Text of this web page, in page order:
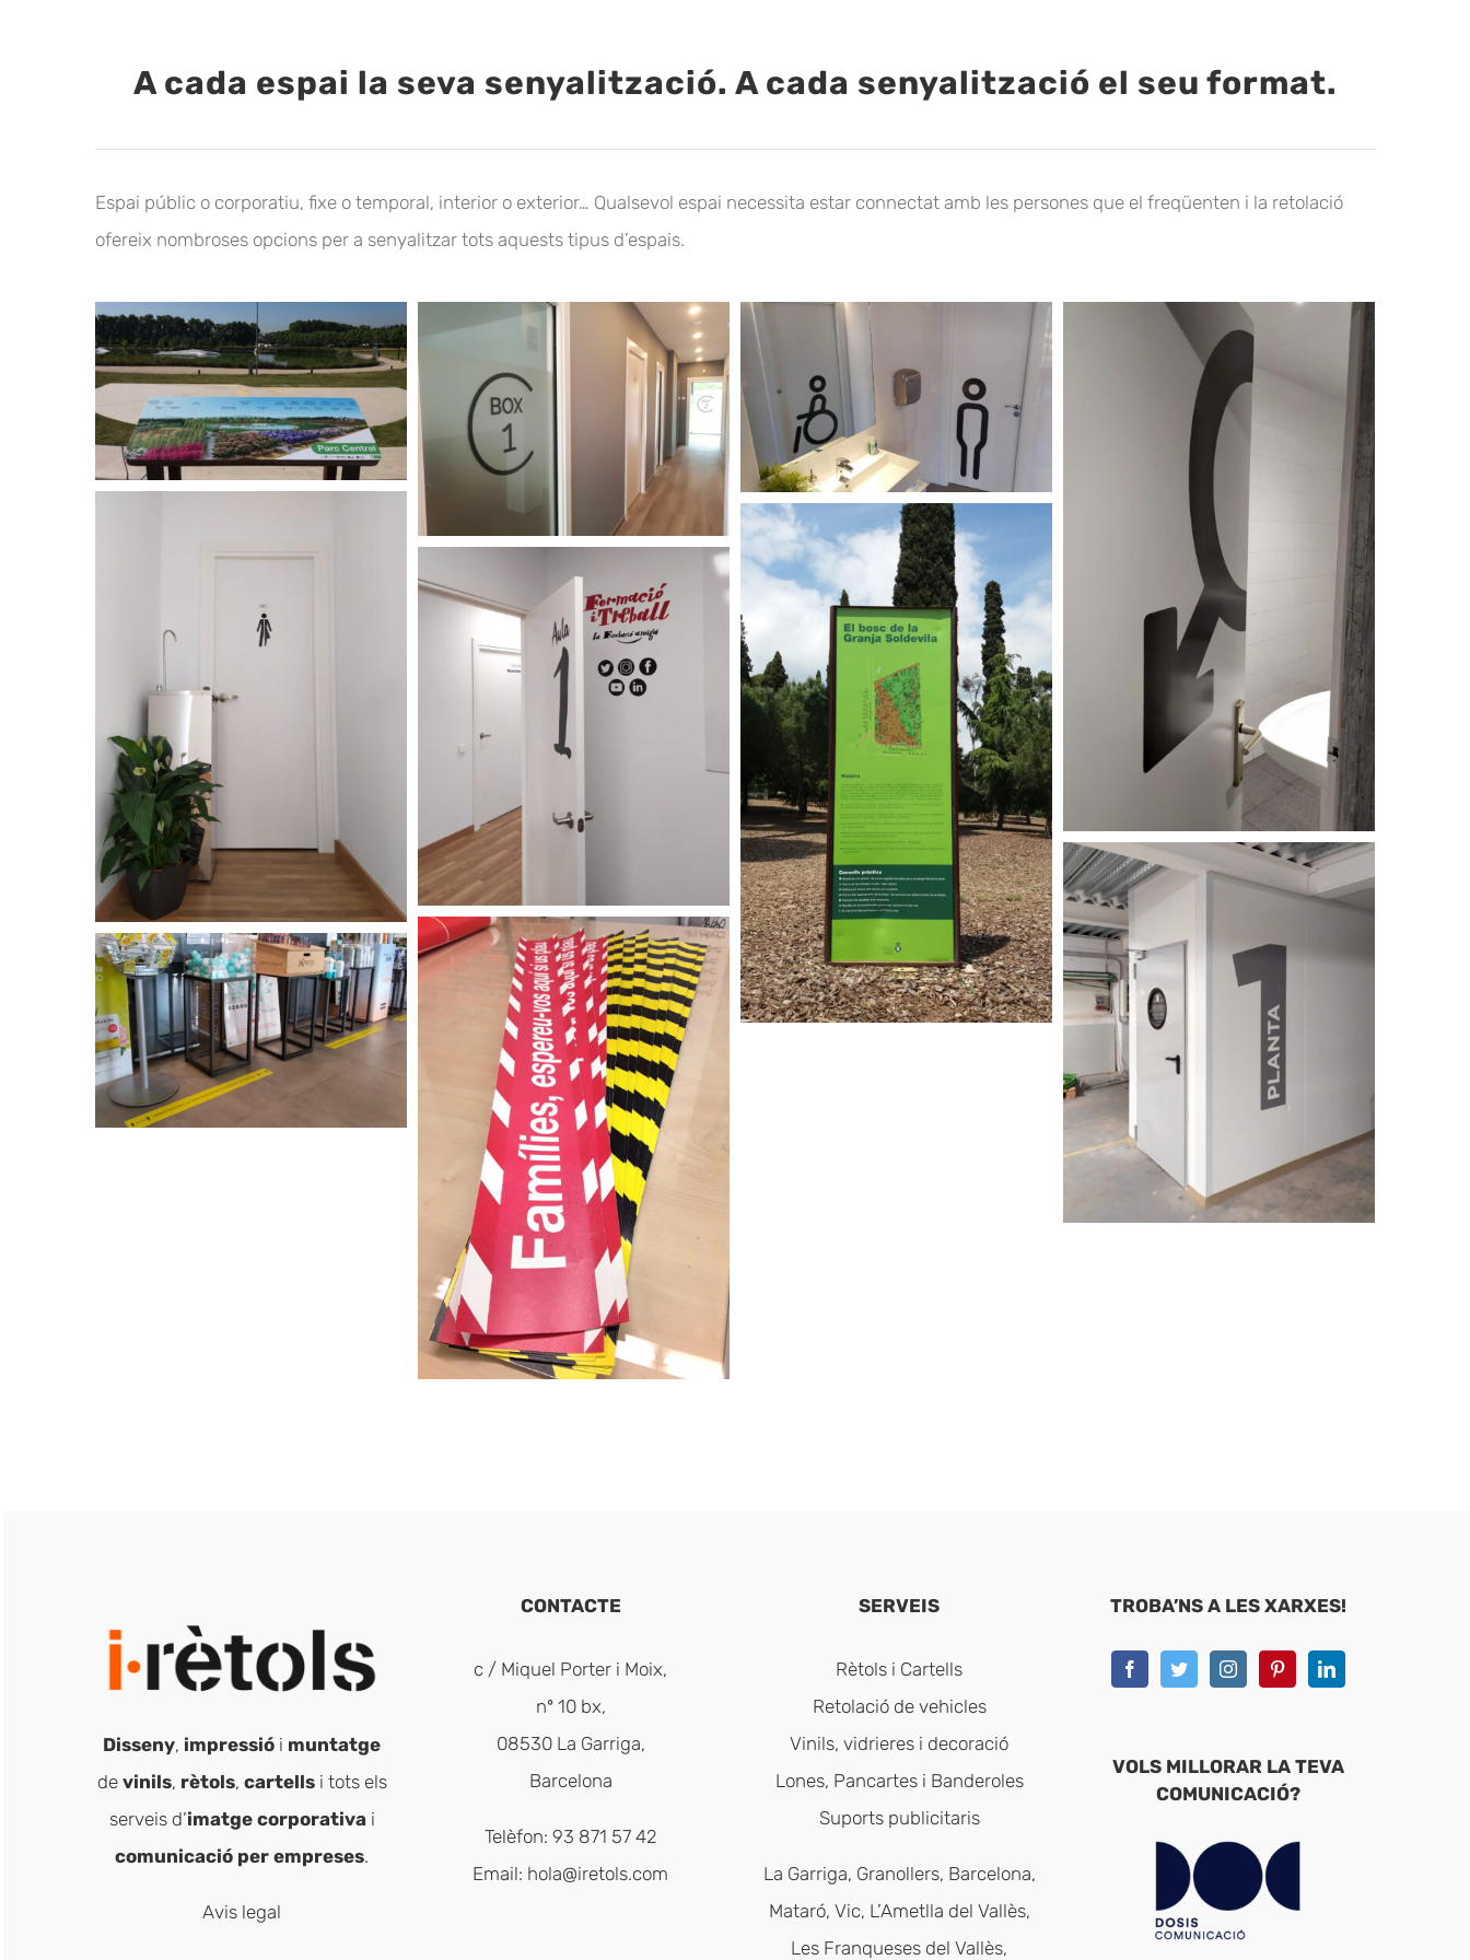
A cada espai la seva senyalització. A cada senyalització el seu format.
Espai públic o corporatiu, fixe o temporal, interior o exterior… Qualsevol espai necessita estar connectat amb les persones que el freqüenten i la retolació
ofereix nombroses opcions per a senyalitzar tots aquests tipus d’espais.
Disseny, impressió i muntatge
de vinils, rètols, cartellsi tots els
serveis d’imatge corporativa i
comunicació per empreses.
Avis legal
CONTACTE
c / Miquel Porter i Moix,
nº 10 bx,
08530 La Garriga,
Barcelona
Telèfon: 93 871 57 42
Email: hola@iretols.com
SERVEIS
Rètols i Cartells
Retolació de vehicles
Vinils, vidrieres i decoració
Lones, Pancartes i Banderoles
Suports publicitaris
La Garriga, Granollers, Barcelona,
Mataró, Vic, L’Ametlla del Vallès,
Les Franqueses del Vallès,
TROBA’NS A LES XARXES!
VOLS MILLORAR LA TEVA
COMUNICACIÓ?